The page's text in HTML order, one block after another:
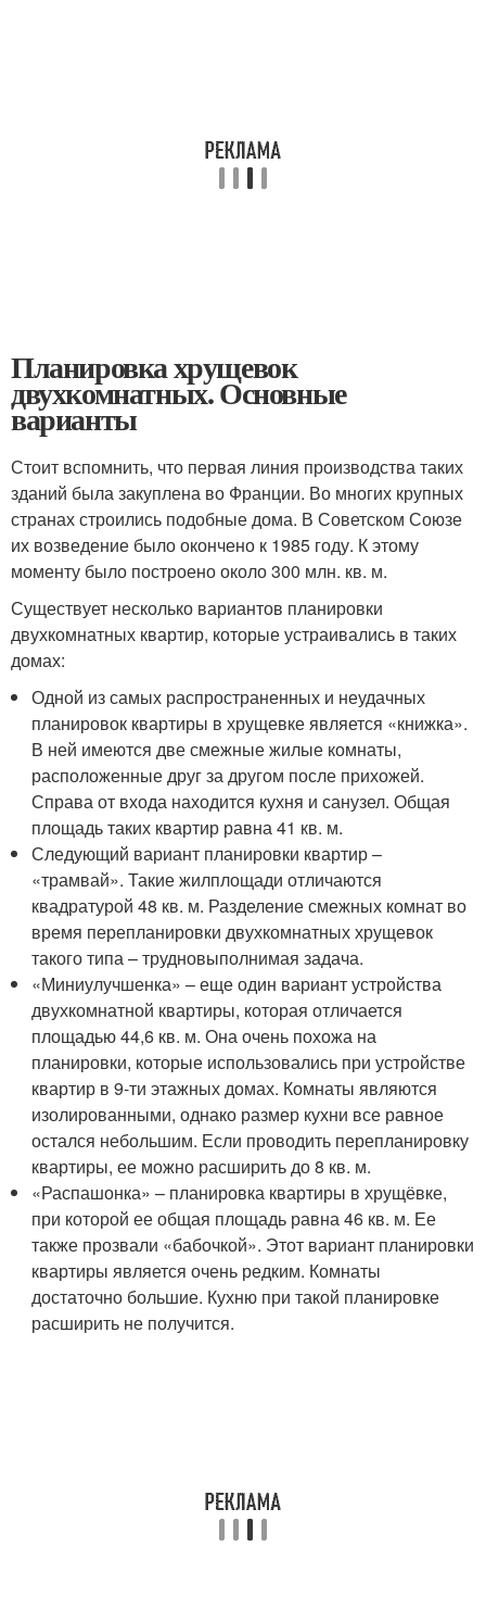
Планировка хрущевок
двухкомнатных. Основные
варианты
Стоит вспомнить, что первая линия производства таких
зданий была закуплена во Франции. Во многих крупных
странах строились подобные дома. В Советском Союзе
их возведение было окончено к 1985 году. К этому
моменту было построено около 300 млн. кв. м.
Существует несколько вариантов планировки
двухкомнатных квартир, которые устраивались в таких
домах:
Одной из самых распространенных и неудачных
планировок квартиры в хрущевке является «книжка».
В ней имеются две смежные жилые комнаты,
расположенные друг за другом после прихожей.
Справа от входа находится кухня и санузел. Общая
площадь таких квартир равна 41 кв. м.
Следующий вариант планировки квартир –
«трамвай». Такие жилплощади отличаются
квадратурой 48 кв. м. Разделение смежных комнат во
время перепланировки двухкомнатных хрущевок
такого типа – трудновыполнимая задача.
«Миниулучшенка» – еще один вариант устройства
двухкомнатной квартиры, которая отличается
площадью 44,6 кв. м. Она очень похожа на
планировки, которые использовались при устройстве
квартир в 9-ти этажных домах. Комнаты являются
изолированными, однако размер кухни все равное
остался небольшим. Если проводить перепланировку
квартиры, ее можно расширить до 8 кв. м.
«Распашонка» – планировка квартиры в хрущёвке,
при которой ее общая площадь равна 46 кв. м. Ее
также прозвали «бабочкой». Этот вариант планировки
квартиры является очень редким. Комнаты
достаточно большие. Кухню при такой планировке
расширить не получится.